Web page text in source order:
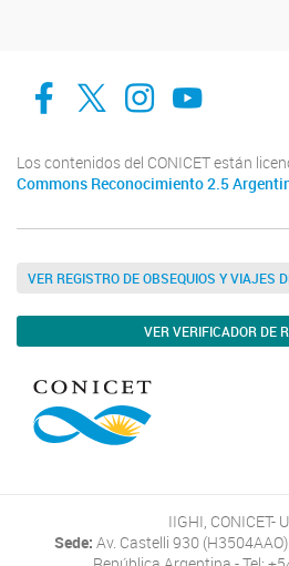
facebook
twitter
Instagram
Canal de Youtube
Los contenidos del CONICET están
Commons Reconocimiento 2.5
VER REGISTRO DE OBSEQUIOS Y VIAJES
VER VERIFICADOR DE
IIGHI, CONICET-
Sede: Av. Castelli 930